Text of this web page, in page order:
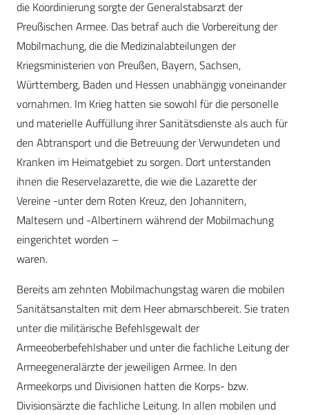
die Koordinierung sorgte der Generalstabsarzt der
Preußischen Armee. Das betraf auch die Vorbereitung der
Mobilmachung, die die Medizinalabteilungen der
Kriegsministerien von Preußen, Bayern, Sachsen,
Württemberg, Baden und Hessen unabhängig voneinander
vornahmen. Im Krieg hatten sie sowohl für die personelle
und materielle Auffüllung ihrer Sanitätsdienste als auch für
den Abtransport und die Betreuung der Verwundeten und
Kranken im Heimatgebiet zu sorgen. Dort unterstanden
ihnen die Reservelazarette, die wie die Lazarette der
Vereine -unter dem Roten Kreuz, den Johannitern,
Maltesern und -Albertinern während der Mobilmachung
eingerichtet worden –
waren.
Bereits am zehnten Mobilmachungstag waren die mobilen
Sanitätsanstalten mit dem Heer abmarschbereit. Sie traten
unter die militärische Befehlsgewalt der
Armeeoberbefehlshaber und unter die fachliche Leitung der
Armeegeneralärzte der jeweiligen Armee. In den
Armeekorps und Divisionen hatten die Korps- bzw.
Divisionsärzte die fachliche Leitung. In allen mobilen und